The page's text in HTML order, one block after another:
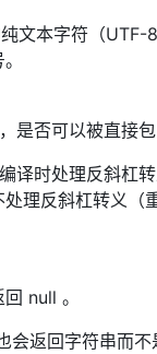
文本字符（
是否可以被直接
译时处理反斜杠
理反斜杠转义（
null 。
会返回字符串而